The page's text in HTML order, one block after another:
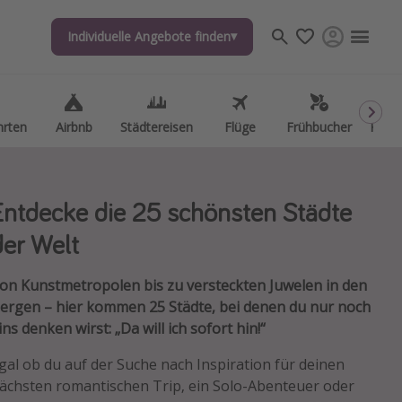
Individuelle Angebote finden
Airbnb Städtereisen Flüge Frühbucher
Individuelle Angebote finden
Airbnb Städtereisen Flüge Frühbucher
die 25 schönsten Städte
Welt
Kunstmetropolen bis zu versteckten Juwelen in den
– hier kommen 25 Städte, bei denen du nur noch
denken wirst: „Da will ich sofort hin!“
ob du auf der Suche nach Inspiration für deinen
romantischen Trip, ein Solo-Abenteuer oder